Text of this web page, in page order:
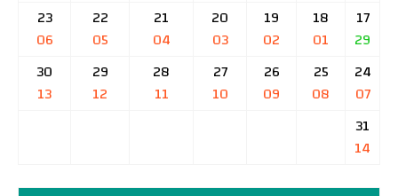
17
29
18
01
19
02
20
03
21
04
22
05
23
06
24
07
25
08
26
09
27
10
28
11
29
12
30
13
31
14